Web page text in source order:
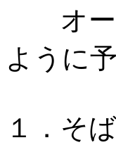
オー
ように
１．そ